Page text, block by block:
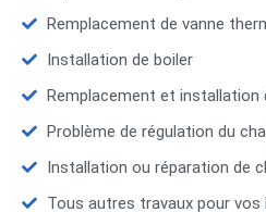
Remplacement de vanne
Installation de boiler
Remplacement et
Problème de régulation du
Installation ou réparation de
Tous autres travaux pour